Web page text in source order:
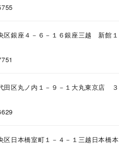
区銀座４－６－１６銀座三越 新館１
田区丸ノ内１－９－１大丸東京店 ３
区日本橋室町１－４－１三越日本橋本